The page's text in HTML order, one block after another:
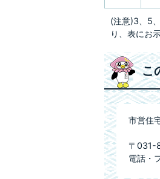
(注意)3、5
り、表にお
こ
市営住
〒031-
電話・